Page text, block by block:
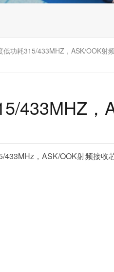
低功耗315/433MHZ，ASK/OOK射
433MHZ，
，ASK/OOK射频接